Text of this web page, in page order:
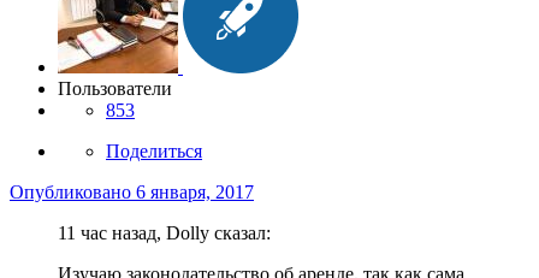
Пользователи
853
Поделиться
Опубликовано 6 января, 2017
11 час назад, Dolly сказал:
Изучаю законодательство об аренде, так как сама